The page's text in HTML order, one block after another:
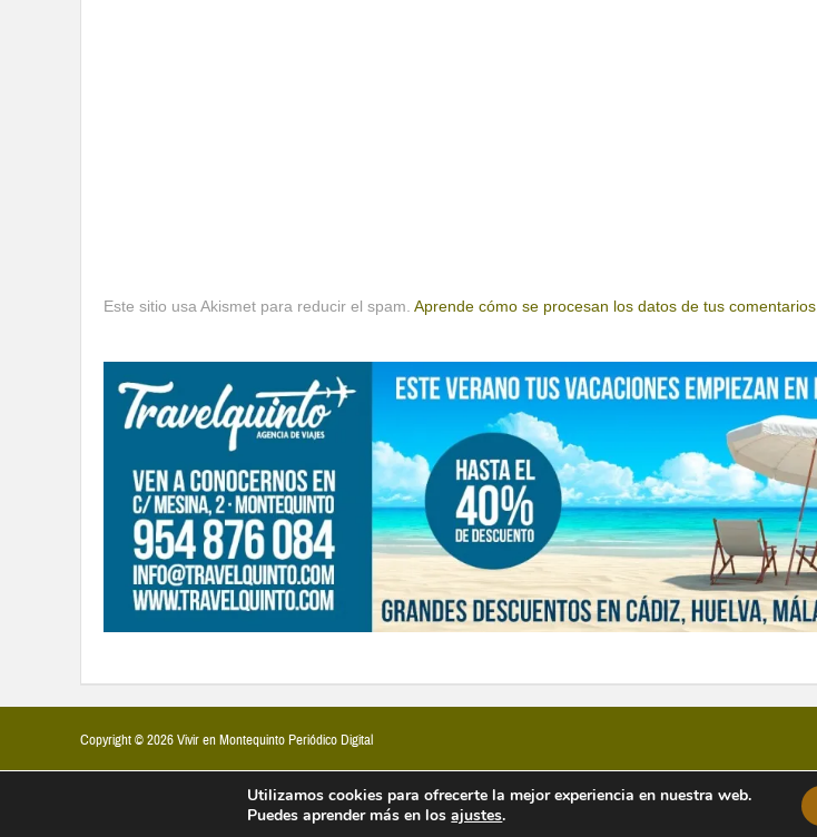
Este sitio usa Akismet para reducir el spam. Aprende cómo se procesan los datos de tus comentarios.
Copyright © 2026 Vivir en Montequinto Periódico Digital
Utilizamos cookies para ofrecerte la mejor experiencia en nuestra web.
Puedes aprender más en losajustes.